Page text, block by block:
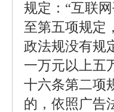
规定：“互联
至第五项规定
政法规没有规
一万元以上五
十六条第二项
的，依照广告